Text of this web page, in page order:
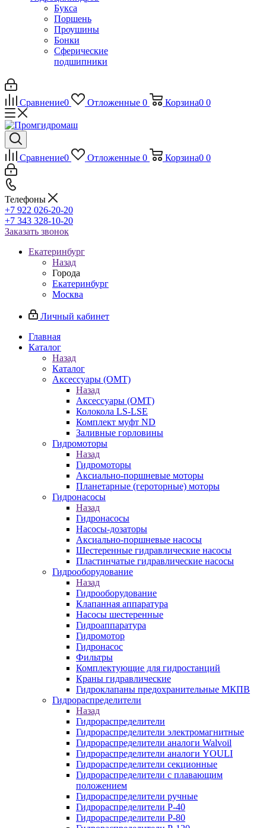
Букса
Поршень
Проушины
Бонки
Сферические
подшипники
Сравнение0 Отложенные 0 Корзина0 0
Сравнение0 Отложенные 0 Корзина0 0
Телефоны
+7 922 026-20-20
+7 343 328-10-20
Заказать звонок
Екатеринбург
Назад
Города
Екатеринбург
Москва
Личный кабинет
Главная
Каталог
Назад
Каталог
Аксессуары (OMT)
Назад
Аксессуары (OMT)
Колокола LS-LSE
Комплект муфт ND
Заливные горловины
Гидромоторы
Назад
Гидромоторы
Аксиально-поршневые моторы
Планетарные (героторные) моторы
Гидронасосы
Назад
Гидронасосы
Насосы-дозаторы
Аксиально-поршневые насосы
Шестеренные гидравлические насосы
Пластинчатые гидравлические насосы
Гидрооборудование
Назад
Гидрооборудование
Клапанная аппаратура
Насосы шестеренные
Гидроаппаратура
Гидромотор
Гидронасос
Фильтры
Комплектующие для гидростанций
Краны гидравлические
Гидроклапаны предохранительные МКПВ
Гидрораспределители
Назад
Гидрораспределители
Гидрораспределители электромагнитные
Гидрораспределители аналоги Walvoil
Гидрораспределители аналоги YOULI
Гидрораспределители секционные
Гидрораспределители с плавающим
положением
Гидрораспределители ручные
Гидрораспределители Р-40
Гидрораспределители Р-80